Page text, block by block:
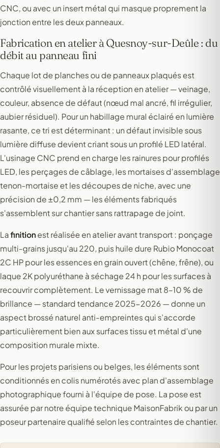
CNC, ou avec un insert métal qui masque proprement la
jonction entre les deux panneaux.
Fabrication en atelier à Quesnoy-sur-Deûle : du
débit au panneau fini
Chaque lot de planches ou de panneaux plaqués est
contrôlé visuellement à la réception en atelier — veinage,
couleur, absence de défaut (nœud mal ancré, fil irrégulier,
aubier résiduel). Pour un habillage mural éclairé en lumière
rasante, ce tri est déterminant : un défaut invisible sous
lumière diffuse devient criant sous un profilé LED latéral.
L'usinage CNC prend en charge les rainures pour profilés
LED, les perçages de câblage, les mortaises d'assemblage
tenon-mortaise et les découpes de niche, avec une
précision de ±0,2 mm — les éléments fabriqués
s'assemblent sur chantier sans rattrapage de joint.
Lafinitionest réalisée en atelier avant transport : ponçage
multi-grains jusqu'au 220, puis huile dure Rubio Monocoat
2C HP pour les essences en grain ouvert (chêne, frêne), ou
laque 2K polyuréthane à séchage 24 h pour les surfaces à
recouvrir complètement. Le vernissage mat 8–10 % de
brillance — standard tendance 2025-2026 — donne un
aspect brossé naturel anti-empreintes qui s'accorde
particulièrement bien aux surfaces tissu et métal d'une
composition murale mixte.
Pour les projets parisiens ou belges, les éléments sont
conditionnés en colis numérotés avec plan d'assemblage
photographique fourni à l'équipe de pose. La pose est
assurée par notre équipe technique MaisonFabrik ou par un
poseur partenaire qualifié selon les contraintes de chantier.